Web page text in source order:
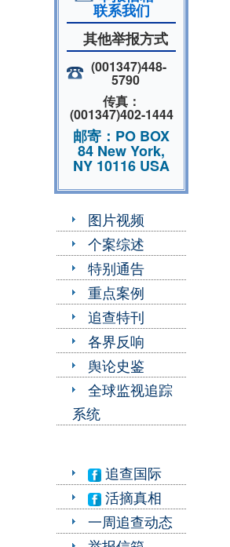
联系我们
其他举报方式
(001347)448-
5790
传真：
(001347)402-1444
邮寄：PO BOX
84 New York,
NY 10116 USA
图片视频
个案综述
特别通告
重点案例
追查特刊
各界反响
舆论史鉴
全球监视追踪
系统
追查国际
活摘真相
一周追查动态